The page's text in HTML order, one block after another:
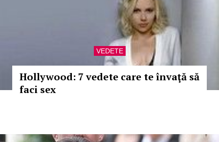
VEDETE
Hollywood: 7 vedete care te învaţă să
faci sex